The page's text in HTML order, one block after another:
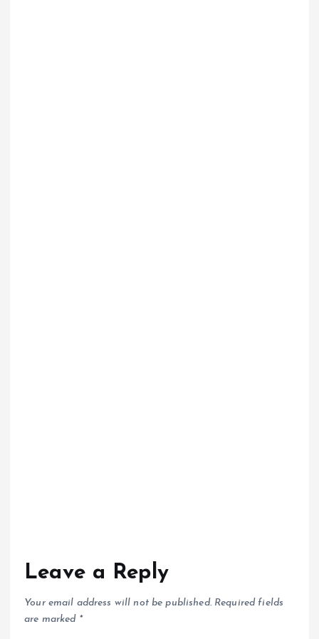
Leave a Reply
Your email address will not be published. Required fields
are marked *